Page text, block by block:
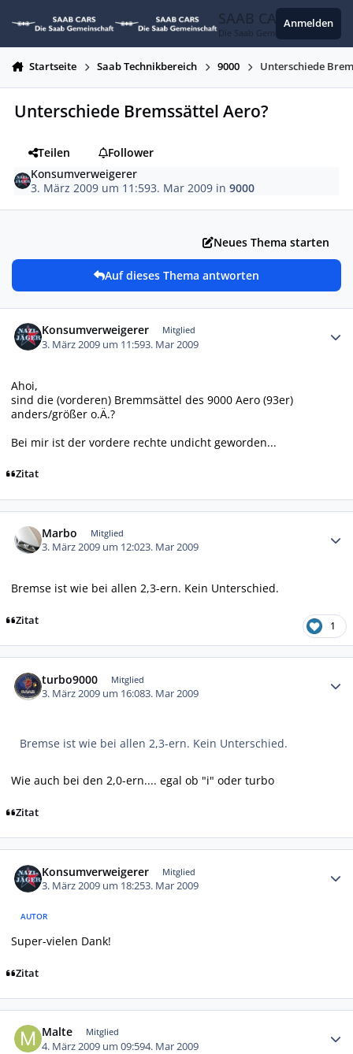
SAAB CARS
Die Saab Gemeinschaft
Anmelden
Startseite Saab Technikbereich 9000 Unterschiede
Unterschiede Bremssättel Aero?
Teilen
Follower
Konsumverweigerer
3. März 2009 um 11:593. Mar 2009 in9000
Neues Thema starten
Auf dieses Thema antworten
Konsumverweigerer Mitglied
3. März 2009 um 11:593. Mar 2009
Ahoi,
sind die (vorderen) Bremmsättel des 9000 Aero (93er)
anders/größer o.Ä.?
Bei mir ist der vordere rechte undicht geworden...
Zitat
Marbo Mitglied
3. März 2009 um 12:023. Mar 2009
Bremse ist wie bei allen 2,3-ern. Kein Unterschied.
Zitat 1
turbo9000 Mitglied
3. März 2009 um 16:083. Mar 2009
Bremse ist wie bei allen 2,3-ern. Kein Unterschied.
Wie auch bei den 2,0-ern.... egal ob "i" oder turbo
Zitat
Konsumverweigerer Mitglied
3. März 2009 um 18:253. Mar 2009
AUTOR
Super-vielen Dank!
Zitat
Malte Mitglied
4. März 2009 um 09:594. Mar 2009